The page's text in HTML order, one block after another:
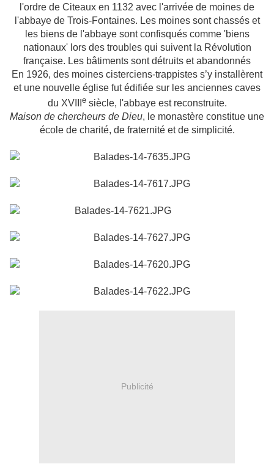
l'ordre de Citeaux en 1132 avec l'arrivée de moines de
l'abbaye de Trois-Fontaines. Les moines sont chassés et
les biens de l'abbaye sont confisqués comme 'biens
nationaux' lors des troubles qui suivent la Révolution
française. Les bâtiments sont détruits et abandonnés
En 1926, des moines cisterciens-trappistes s’y installèrent
et une nouvelle église fut édifiée sur les anciennes caves
du XVIII esiècle, l'abbaye est reconstruite.
Maison de chercheurs de Dieu, le monastère constitue une
école de charité, de fraternité et de simplicité.
Publicité